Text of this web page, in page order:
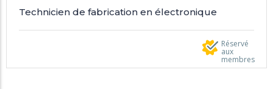
Technicien de fabrication en électronique
Réservé
aux
membres